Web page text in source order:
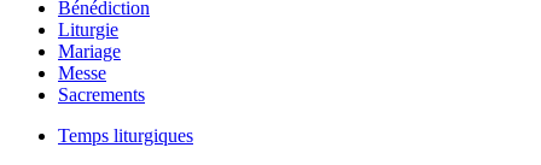
Bénédiction
Liturgie
Mariage
Messe
Sacrements
Temps liturgiques